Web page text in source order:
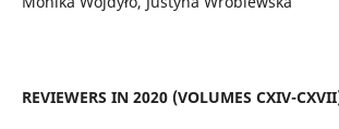
REVIEWERS IN 2020 (VOLUMES CXIV-